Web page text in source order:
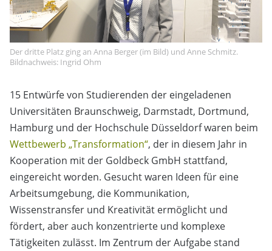
Der dritte Platz ging an Anna Berger (im Bild) und Anne Schmitz.
Bildnachweis: Ingrid Ohm
15 Entwürfe von Studierenden der eingeladenen
Universitäten Braunschweig, Darmstadt, Dortmund,
Hamburg und der Hochschule Düsseldorf waren beim
Wettbewerb „Transformation“, der in diesem Jahr in
Kooperation mit der Goldbeck GmbH stattfand,
eingereicht worden. Gesucht waren Ideen für eine
Arbeitsumgebung, die Kommunikation,
Wissenstransfer und Kreativität ermöglicht und
fördert, aber auch konzentrierte und komplexe
Tätigkeiten zulässt. Im Zentrum der Aufgabe stand